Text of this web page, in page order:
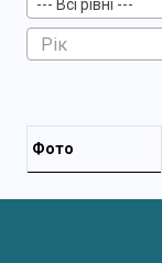
--- Всі рівні ---
Фото